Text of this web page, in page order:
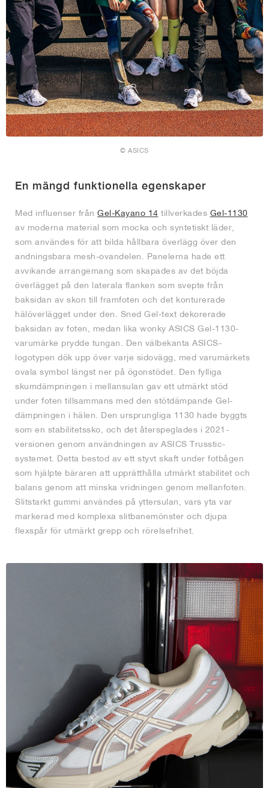
© ASICS
En mängd funktionella egenskaper
Med influenser från Gel-Kayano 14 tillverkades Gel-1130
av moderna material som mocka och syntetiskt läder,
som användes för att bilda hållbara överlägg över den
andningsbara mesh-ovandelen. Panelerna hade ett
avvikande arrangemang som skapades av det böjda
överlägget på den laterala flanken som svepte från
baksidan av skon till framfoten och det konturerade
hälöverlägget under den. Sned Gel-text dekorerade
baksidan av foten, medan lika wonky ASICS Gel-1130-
varumärke prydde tungan. Den välbekanta ASICS-
logotypen dök upp över varje sidovägg, med varumärkets
ovala symbol längst ner på ögonstödet. Den fylliga
skumdämpningen i mellansulan gav ett utmärkt stöd
under foten tillsammans med den stötdämpande Gel-
dämpningen i hälen. Den ursprungliga 1130 hade byggts
som en stabilitetssko, och det återspeglades i 2021-
versionen genom användningen av ASICS Trusstic-
systemet. Detta bestod av ett styvt skaft under fotbågen
som hjälpte bäraren att upprätthålla utmärkt stabilitet och
balans genom att minska vridningen genom mellanfoten.
Slitstarkt gummi användes på yttersulan, vars yta var
markerad med komplexa slitbanemönster och djupa
flexspår för utmärkt grepp och rörelsefrihet.